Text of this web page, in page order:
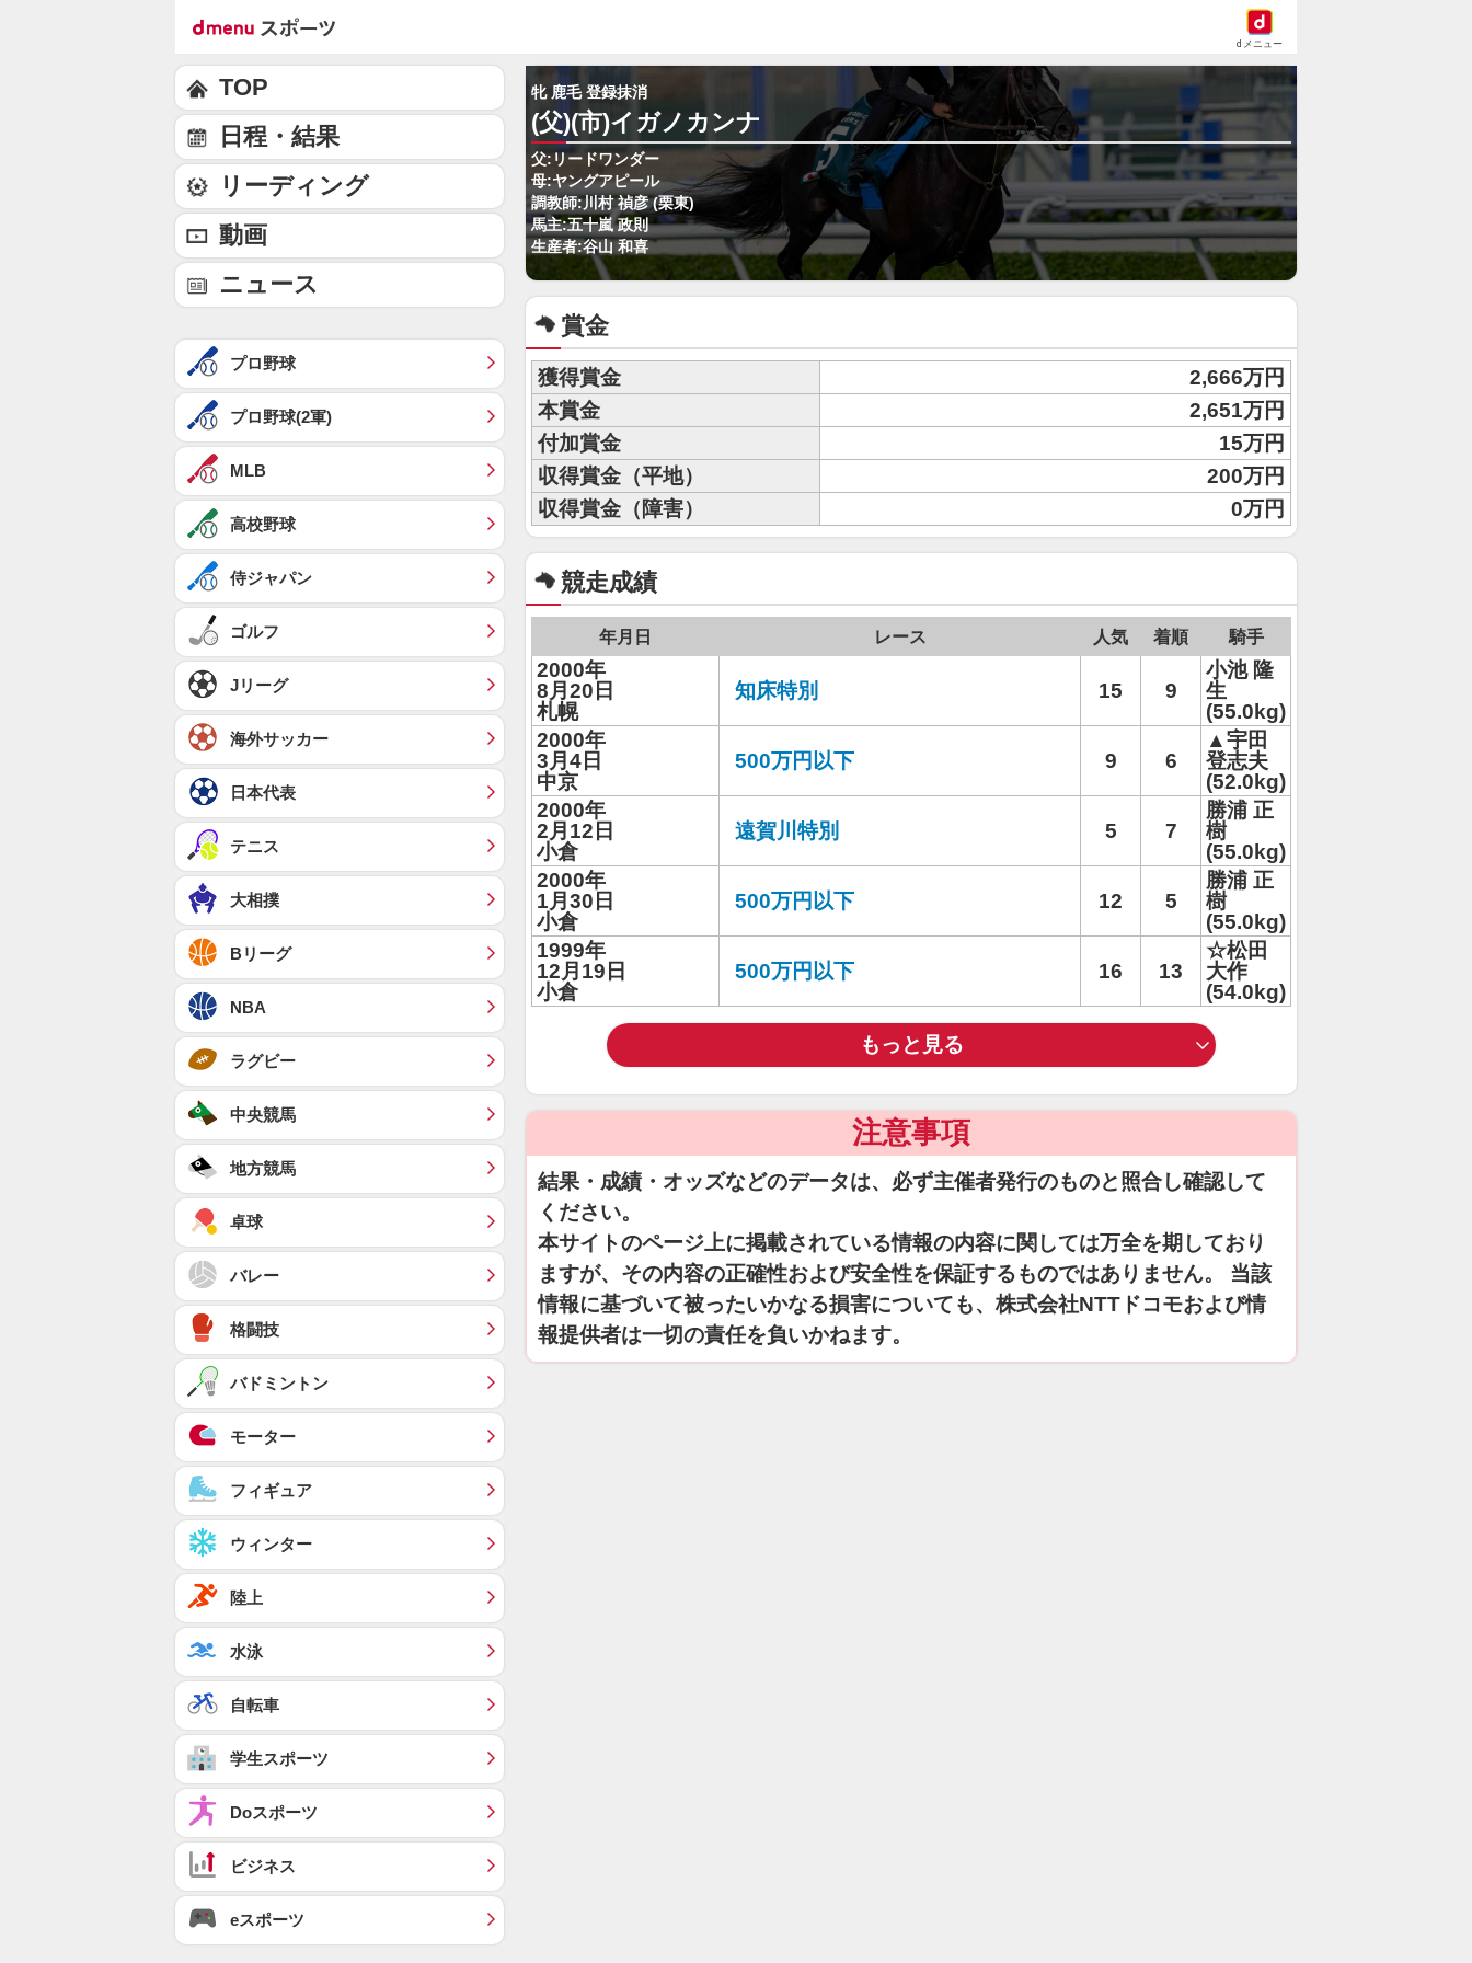
dメニュー
牝 鹿毛 登録抹消
(父)(市)イガノカンナ
父:リードワンダー
母:ヤングアピール
調教師:川村 禎彦 (栗東)
馬主:五十嵐 政則
生産者:谷山 和喜
賞金
獲得賞金
2,666万円
本賞金
2,651万円
付加賞金
15万円
収得賞金（平地）
200万円
収得賞金（障害）
0万円
競走成績
年月日 レース 人気 着順 騎手
2000年
8月20日
札幌
知床特別 15 9
小池 隆
生
(55.0kg)
2000年
3月4日
中京
500万円以下 9 6
▲宇田
登志夫
(52.0kg)
2000年
2月12日
小倉
遠賀川特別 5 7
勝浦 正
樹
(55.0kg)
2000年
1月30日
小倉
500万円以下 12 5
勝浦 正
樹
(55.0kg)
1999年
12月19日
小倉
500万円以下 16 13
☆松田
大作
(54.0kg)
もっと見る
注意事項
結果・成績・オッズなどのデータは、必ず主催者発行のものと照合し確認して
ください。
本サイトのページ上に掲載されている情報の内容に関しては万全を期しており
ますが、その内容の正確性および安全性を保証するものではありません。 当該
情報に基づいて被ったいかなる損害についても、株式会社NTTドコモおよび情
報提供者は一切の責任を負いかねます。
TOP
日程・結果
リーディング
動画
ニュース
プロ野球
プロ野球(2軍)
MLB
高校野球
侍ジャパン
ゴルフ
Jリーグ
海外サッカー
日本代表
テニス
大相撲
Bリーグ
NBA
ラグビー
中央競馬
地方競馬
卓球
バレー
格闘技
バドミントン
モーター
フィギュア
ウィンター
陸上
水泳
自転車
学生スポーツ
Doスポーツ
ビジネス
eスポーツ